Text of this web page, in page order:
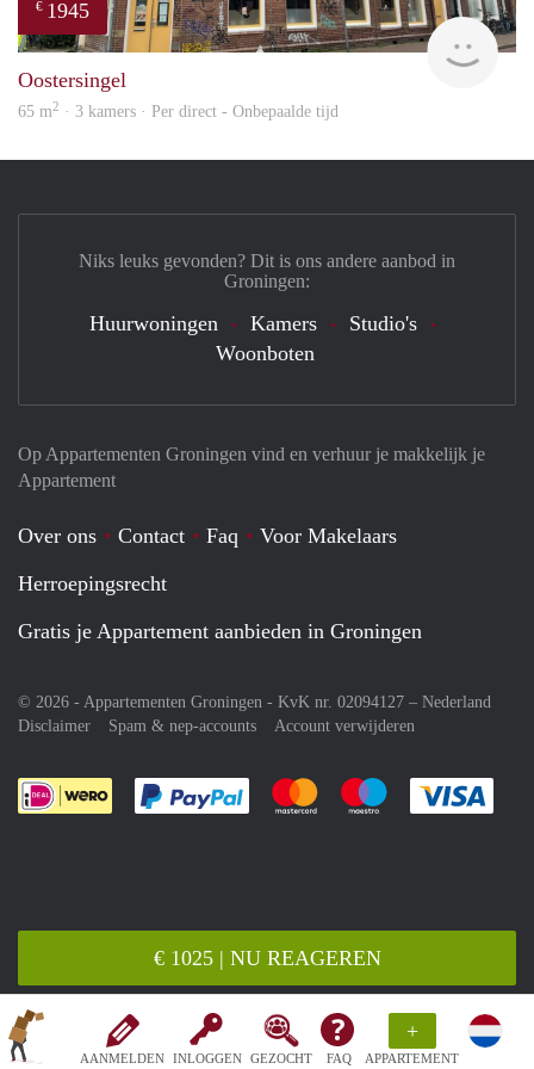
AANMELDEN INLOGGEN GEZOCHT FAQ
+
APPARTEMENT
€ 1025 | NU REAGEREN
€ 1945
Oostersingel
65 m2 · 3 kamers · Per direct - Onbepaalde tijd
Op Appartementen Groningen vind en verhuur je makkelijk je
Appartement
Over ons Contact Faq
Voor Makelaars
Herroepingsrecht
Gratis je Appartement aanbieden in Groningen
© 2026 - Appartementen Groningen - KvK nr. 02094127 – Nederland
Disclaimer
Spam & nep-accounts Account verwijderen
Je rekent gemakkelijk af met Paypal
Je rekent gemakkelijk af met
Je rekent
Niks leuks gevonden? Dit is ons andere aanbod in
Groningen:
Huurwoningen Kamers
Studio's
Woonboten